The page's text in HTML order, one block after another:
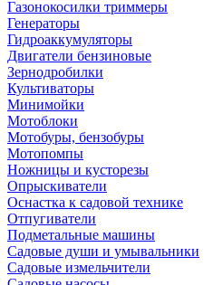
Газонокосилки триммеры
Генераторы
Гидроаккумуляторы
Двигатели бензиновые
Зернодробилки
Культиваторы
Минимойки
Мотоблоки
Мотобуры, бензобуры
Мотопомпы
Ножницы и кусторезы
Опрыскиватели
Оснастка к садовой технике
Отпугиватели
Подметальные машины
Садовые души и умывальники
Садовые измельчители